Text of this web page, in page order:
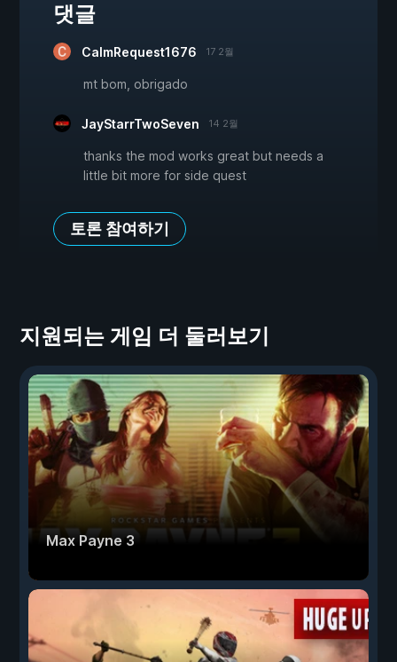
댓글
CalmRequest1676 17 2월
mt bom, obrigado
JayStarrTwoSeven 14 2월
thanks the mod works great but needs a
little bit more for side quest
토론 참여하기
지원되는 게임 더 둘러보기
Max Payne 3